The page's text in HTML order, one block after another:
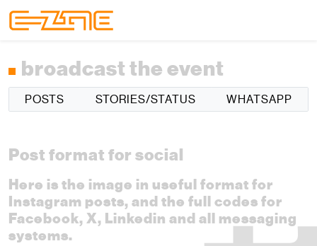
broadcast the event
POSTS STORIES/STATUS WHATSAPP
Post format for social
Here is the image in useful format for
Instagram posts, and the full codes for
Facebook, X, Linkedin and all messaging
systems.